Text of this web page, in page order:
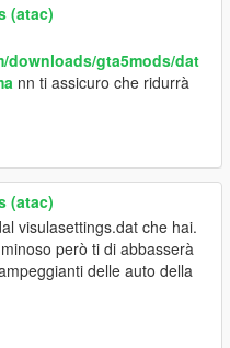
(atac)
downloads/gta5mods/dat
nn ti assicuro che ridurrà
(atac)
visulasettings.dat che hai.
però ti di abbasserà
delle auto della